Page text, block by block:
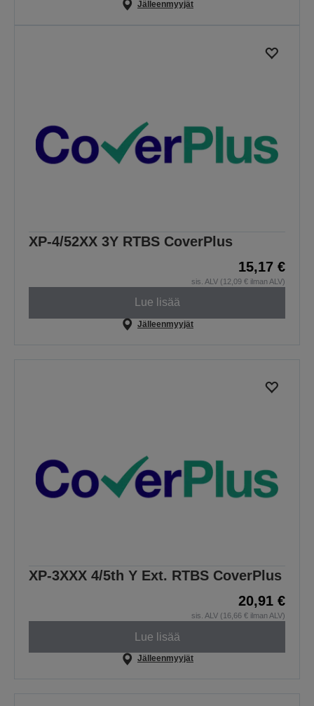
Jälleenmyyjät
XP-4/52XX 3Y RTBS CoverPlus
15,17 €
sis. ALV (12,09 € ilman ALV)
Lue lisää
Jälleenmyyjät
XP-3XXX 4/5th Y Ext. RTBS CoverPlus
20,91 €
sis. ALV (16,66 € ilman ALV)
Lue lisää
Jälleenmyyjät